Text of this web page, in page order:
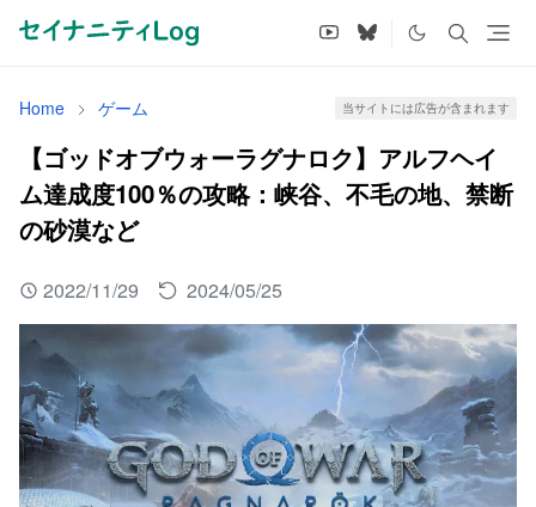
Home ゲーム 当サイトには広告が含まれます
【ゴッドオブウォーラグナロク】アルフヘイ
ム達成度100％の攻略：峡谷、不毛の地、禁断
の砂漠など
2022/11/29 2024/05/25